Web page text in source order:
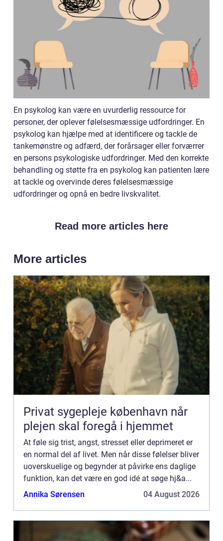
En psykolog kan være en uvurderlig ressource for
personer, der oplever følelsesmæssige udfordringer. En
psykolog kan hjælpe med at identificere og tackle de
tankemønstre og adfærd, der forårsager eller forværrer
en persons psykologiske udfordringer. Med den korrekte
behandling og støtte fra en psykolog kan patienten lære
at tackle og overvinde deres følelsesmæssige
udfordringer og opnå en bedre livskvalitet.
Read more articles here
More articles
Privat sygepleje københavn når
plejen skal foregå i hjemmet
At føle sig trist, angst, stresset eller deprimeret er
en normal del af livet. Men når disse følelser bliver
uoverskuelige og begynder at påvirke ens daglige
funktion, kan det være en god idé at søge hj&a...
Annika Sørensen
04 August 2026